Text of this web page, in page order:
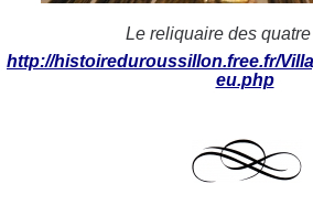
Le reliquaire des
http://histoireduroussillon.free.fr/
eu.php